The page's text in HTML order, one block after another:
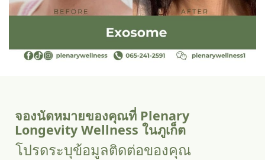
จองนัดหมายของคุณที่ Plenary
Longevity Wellness ในภูเก็ต
โปรดระบุข้อมูลติดต่อของคุณ